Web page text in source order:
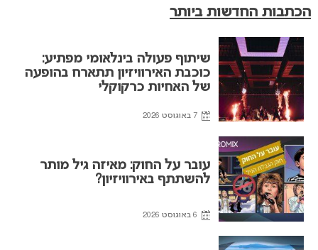
הכתבות החדשות ביותר
שיתוף פעולה בינלאומי מפתיע:
כוכבת האירוויזיון תתארח בהופעה
של האחיות כרקוקלי
7 באוגוסט 2026
עובר על החוק: מאיזה גיל מותר
להשתתף באירוויזיון?
6 באוגוסט 2026